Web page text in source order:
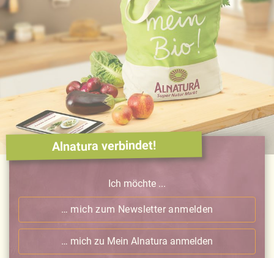
Alnatura verbindet!
Ich möchte ...
… mich zum Newsletter anmelden
… mich zu Mein Alnatura anmelden